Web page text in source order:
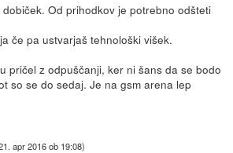
Od prihodkov je potrebno odšteti
če pa ustvarjaš tehnološki višek.
pričel z odpuščanji, ker ni šans da se bodo
so se do sedaj. Je na gsm arena lep
apr 2016 ob 19:08)